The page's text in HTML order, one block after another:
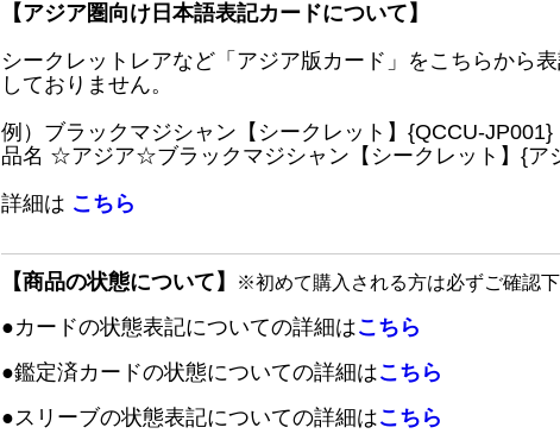
【アジア圏向け日本語表記カードについて】
シークレットレアなど「アジア版カード」をこちらから
しておりません。
例）ブラックマジシャン【シークレット】{QCCU-
品名 ☆アジア☆ブラックマジシャン【シークレット】{ア
詳細は こちら
【商品の状態について】 ※初めて購入される方は必ずご確認下
●カードの状態表記についての詳細はこちら
●鑑定済カードの状態についての詳細はこちら
●スリーブの状態表記についての詳細はこちら